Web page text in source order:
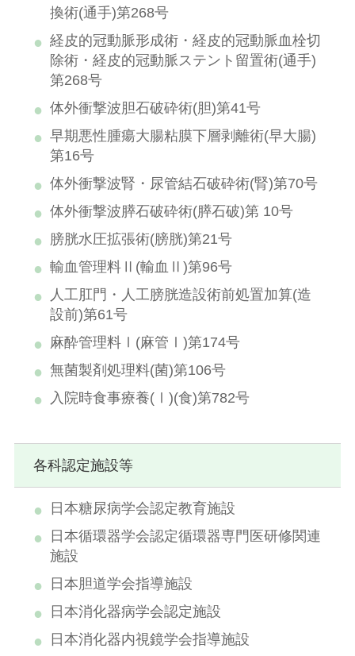
換術(通手)第268号
経皮的冠動脈形成術・経皮的冠動脈血栓切
除術・経皮的冠動脈ステント留置術(通手)
第268号
体外衝撃波胆石破砕術(胆)第41号
早期悪性腫瘍大腸粘膜下層剥離術(早大腸)
第16号
体外衝撃波腎・尿管結石破砕術(腎)第70号
体外衝撃波膵石破砕術(膵石破)第 10号
膀胱水圧拡張術(膀胱)第21号
輸血管理料Ⅱ(輸血Ⅱ)第96号
人工肛門・人工膀胱造設術前処置加算(造
設前)第61号
麻酔管理料Ⅰ(麻管Ⅰ)第174号
無菌製剤処理料(菌)第106号
入院時食事療養(Ⅰ)(食)第782号
各科認定施設等
日本糖尿病学会認定教育施設
日本循環器学会認定循環器専門医研修関連
施設
日本胆道学会指導施設
日本消化器病学会認定施設
日本消化器内視鏡学会指導施設